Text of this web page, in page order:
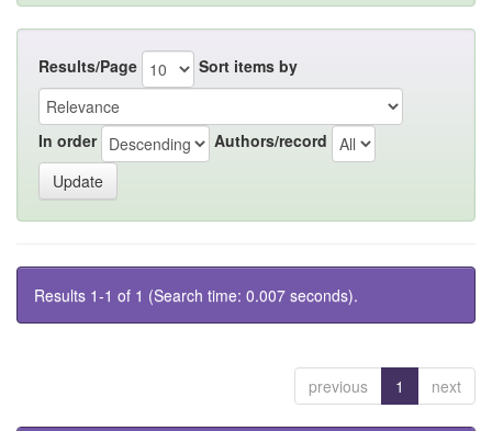
Results/Page Sort items by
In order Authors/record
Results 1-1 of 1 (Search time: 0.007 seconds).
previous 1 next